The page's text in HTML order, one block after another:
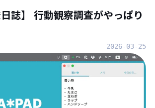
日誌】 行動観察調査がやっぱり
2026-03-25